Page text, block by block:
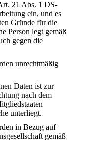
21 Abs. 1 DS-
ein, und es
Gründe für die
Person legt gemäß
gegen die
unrechtmäßig
Daten ist zur
nach dem
unterliegt.
in Bezug auf
gemäß